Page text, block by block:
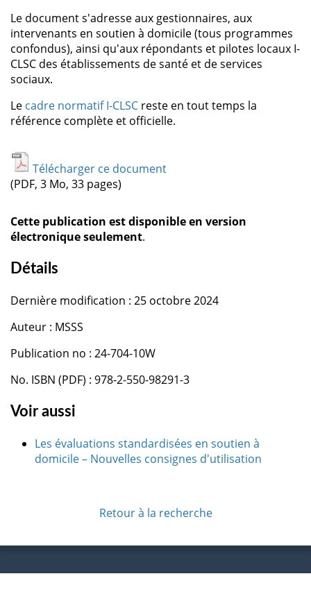
Le document s'adresse aux gestionnaires, aux
intervenants en soutien à domicile (tous programmes
confondus), ainsi qu'aux répondants et pilotes locaux I-
CLSC des établissements de santé et de services
sociaux.
Le cadre normatif I-CLSC reste en tout temps la
référence complète et officielle.
Télécharger ce document
(PDF, 3 Mo, 33 pages)
Cette publication est disponible en version
électronique seulement.
Détails
Dernière modification : 25 octobre 2024
Auteur : MSSS
Publication no : 24-704-10W
No. ISBN (PDF) : 978-2-550-98291-3
Voir aussi
Les évaluations standardisées en soutien à
domicile – Nouvelles consignes d'utilisation
Retour à la recherche